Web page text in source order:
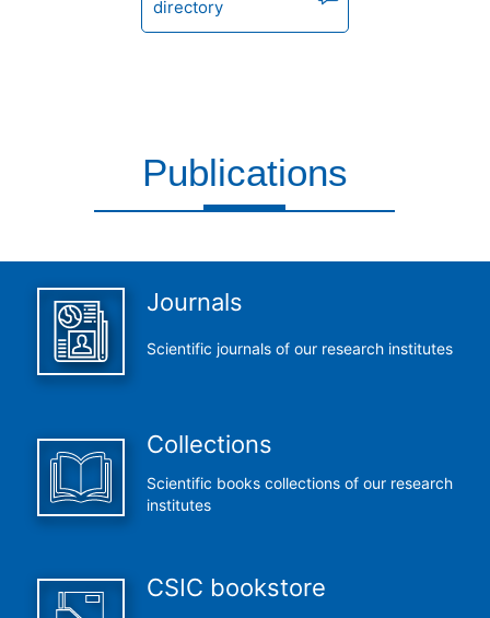
directory
Publications
Journals
Scientific journals of our research institutes
Collections
Scientific books collections of our research
institutes
CSIC bookstore